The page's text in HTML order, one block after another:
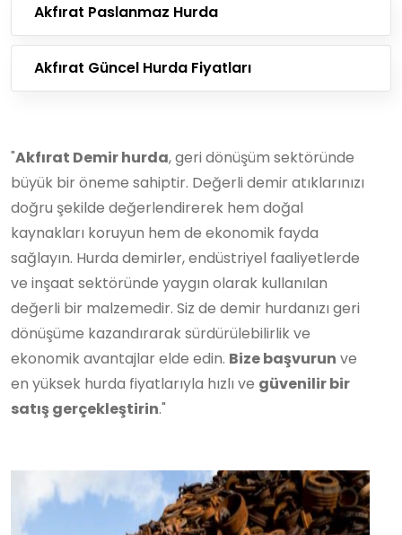
Akfırat Paslanmaz Hurda
Akfırat Güncel Hurda Fiyatları
"Akfırat Demir hurda, geri dönüşüm sektöründe
büyük bir öneme sahiptir. Değerli demir atıklarınızı
doğru şekilde değerlendirerek hem doğal
kaynakları koruyun hem de ekonomik fayda
sağlayın. Hurda demirler, endüstriyel faaliyetlerde
ve inşaat sektöründe yaygın olarak kullanılan
değerli bir malzemedir. Siz de demir hurdanızı geri
dönüşüme kazandırarak sürdürülebilirlik ve
ekonomik avantajlar elde edin. Bize başvurun ve
en yüksek hurda fiyatlarıyla hızlı ve güvenilir bir
satış gerçekleştirin."